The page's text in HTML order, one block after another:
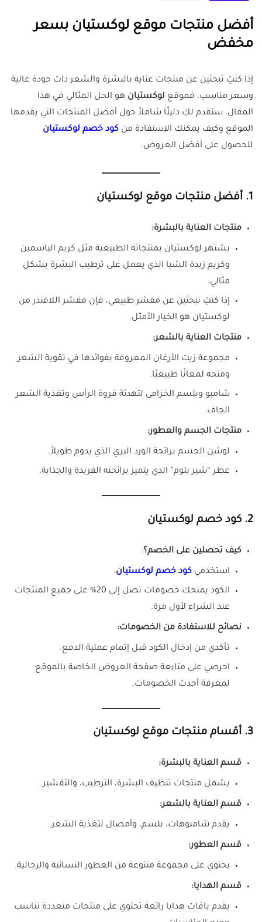
أفضل منتجات موقع لوكستيان بسعر
مخفض
إذا كنتِ تبحثين عن منتجات عناية بالبشرة والشعر ذات جودة عالية
وسعر مناسب، فموقع لوكستيان هو الحل المثالي في هذا
المقال، سنقدم لكِ دليلًا شاملاً حول أفضل المنتجات التي يقدمها
الموقع وكيف يمكنك الاستفادة من كود خصم لوكستيان
للحصول على أفضل العروض.
1. أفضل منتجات موقع لوكستيان
منتجات العناية بالبشرة:
يشتهر لوكستيان بمنتجاته الطبيعية مثل كريم الياسمين
وكريم زبدة الشيا الذي يعمل على ترطيب البشرة بشكل
مثالي.
إذا كنتِ تبحثين عن مقشر طبيعي، فإن مقشر اللافندر من
لوكستيان هو الخيار الأمثل.
منتجات العناية بالشعر:
مجموعة زيت الأرغان المعروفة بفوائدها في تقوية الشعر
ومنحه لمعانًا طبيعيًا.
شامبو وبلسم الخزامى لتهدئة فروة الرأس وتغذية الشعر
الجاف.
منتجات الجسم والعطور:
لوشن الجسم برائحة الورد البري الذي يدوم طويلاً.
عطر “شير بلوم” الذي يتميز برائحته الفريدة والجذابة.
2. كود خصم لوكستيان
كيف تحصلين على الخصم؟.
استخدمي كود خصم لوكستيان.
الكود يمنحك خصومات تصل إلى 20% على جميع المنتجات
عند الشراء لأول مرة.
نصائح للاستفادة من الخصومات:
تأكدي من إدخال الكود قبل إتمام عملية الدفع.
احرصي على متابعة صفحة العروض الخاصة بالموقع
لمعرفة أحدث الخصومات.
3. أقسام منتجات موقع لوكستيان
قسم العناية بالبشرة:
يشمل منتجات تنظيف البشرة، الترطيب، والتقشير.
قسم العناية بالشعر:
يقدم شامبوهات، بلسم، وأمصال لتغذية الشعر.
قسم العطور:
يحتوي على مجموعة متنوعة من العطور النسائية والرجالية.
قسم الهدايا:
يقدم باقات هدايا رائعة تحتوي على منتجات متعددة تناسب